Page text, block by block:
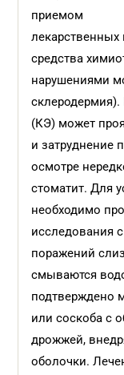
приемом
лекарственных
средства
нарушениями
(КЭ) может
и затруднение
осмотре
стоматит. Для
необходимо
исследования
поражений
смываются
подтверждено
или соскоба с
дрожжей,
оболочки.